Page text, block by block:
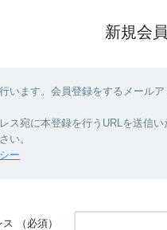
新規会
います。会員登録をするメール
ス宛に本登録を行うURLを送信
い。
ー
（必須）